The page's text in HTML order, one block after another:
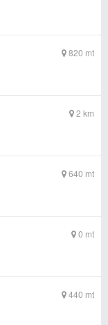
820 mt
2 km
640 mt
0 mt
440 mt